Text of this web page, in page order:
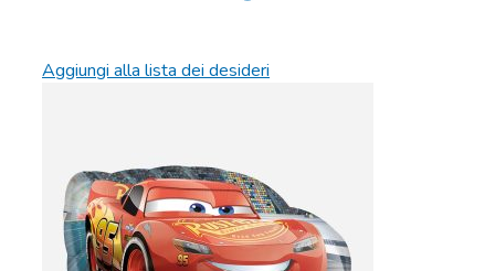
Aggiungi alla lista dei desideri